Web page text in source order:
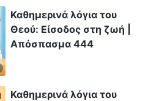
Καθημερινά λόγια του
Θεού: Είσοδος στη ζωή |
Απόσπασμα 444
Καθημερινά λόγια του